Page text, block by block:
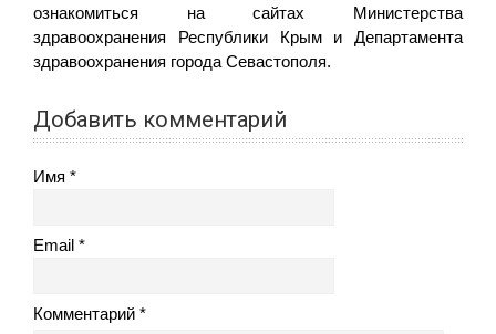
ознакомиться на сайтах Министерства
здравоохранения Республики Крым и Департамента
здравоохранения города Севастополя.
Добавить комментарий
Имя
Email
Комментарий